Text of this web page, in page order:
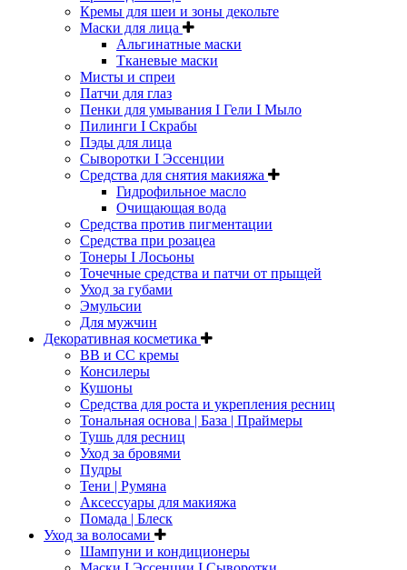
Кремы для шеи и зоны декольте
Маски для лица
Альгинатные маски
Тканевые маски
Мисты и спреи
Патчи для глаз
Пенки для умывания I Гели I Мыло
Пилинги I Cкрабы
Пэды для лица
Сыворотки I Эссенции
Средства для снятия макияжа
Гидрофильное масло
Очищающая вода
Средства против пигментации
Средства при розацеа
Тонеры I Лосьоны
Точечные средства и патчи от прыщей
Уход за губами
Эмульсии
Для мужчин
Декоративная косметика
ВВ и СС кремы
Консилеры
Кушоны
Средства для роста и укрепления ресниц
Тональная основа | База | Праймеры
Тушь для ресниц
Уход за бровями
Пудры
Тени | Румяна
Аксессуары для макияжа
Помада | Блеск
Уход за волосами
Шампуни и кондиционеры